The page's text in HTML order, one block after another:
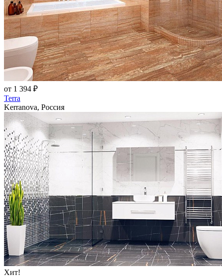
от 1 394 ₽
Terra
Kerranova, Россия
Хит!